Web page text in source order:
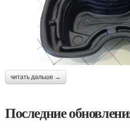
читать дальше →
Последние